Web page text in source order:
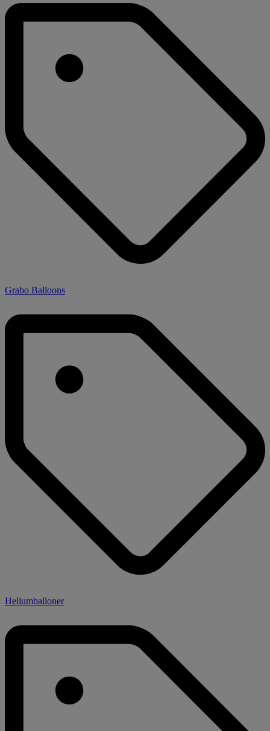
Grabo Balloons
Heliumballoner